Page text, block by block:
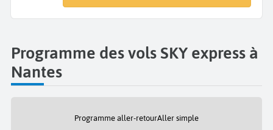
Programme des vols SKY express à
Nantes
Programme aller-retourAller simple